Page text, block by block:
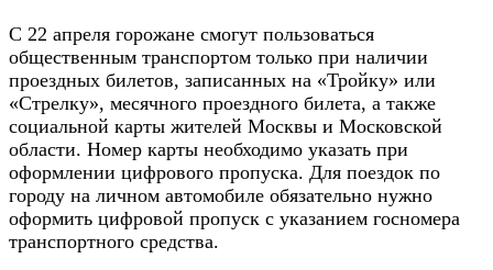
С 22 апреля горожане смогут пользоваться
общественным транспортом только при наличии
проездных билетов, записанных на «Тройку» или
«Стрелку», месячного проездного билета, а также
социальной карты жителей Москвы и Московской
области. Номер карты необходимо указать при
оформлении цифрового пропуска. Для поездок по
городу на личном автомобиле обязательно нужно
оформить цифровой пропуск с указанием госномера
транспортного средства.